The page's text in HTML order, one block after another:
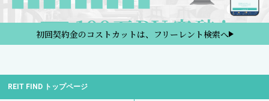
初回契約金のコストカットは、フリーレント検索へ
REIT FIND トップページ